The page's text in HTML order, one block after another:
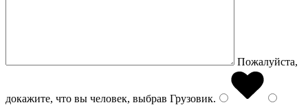
Пожалуйста,
докажите, что вы человек, выбрав Грузовик.